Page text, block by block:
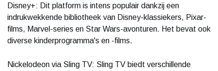
Disney+: Dit platform is intens populair dankzij een
indrukwekkende bibliotheek van Disney-klassiekers, Pixar-
films, Marvel-series en Star Wars-avonturen. Het bevat ook
diverse kinderprogramma's en -films.
Nickelodeon via Sling TV: Sling TV biedt verschillende